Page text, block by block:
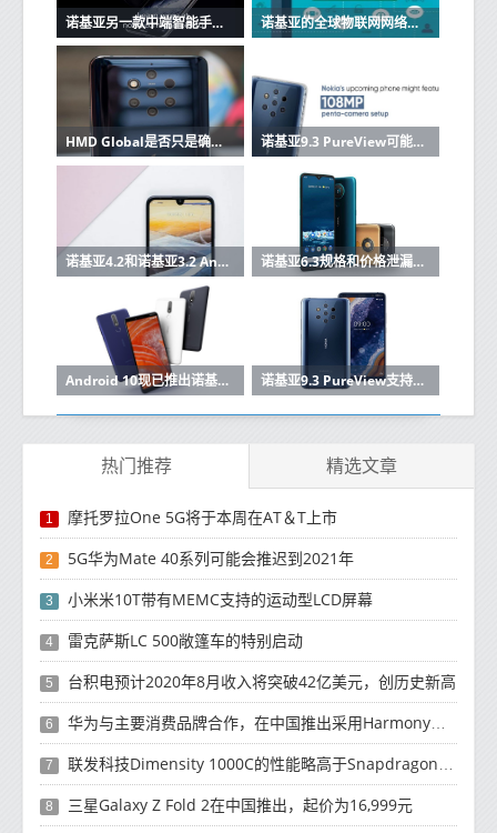
诺基亚另一款中端智能手机获得Android 10称号 诺基亚的全球物联网网络网格获得新的5G和边缘能力
HMD Global是否只是确认诺基亚9.3 PureView的存在 诺基亚9.3 PureView可能具有108MP五镜头相机设置
诺基亚4.2和诺基亚3.2 Android 10更新现已在印度推出 诺基亚6.3规格和价格泄漏在线，预计于9月推出
Android 10现已推出诺基亚3.1 Plus 诺基亚9.3 PureView支持8K视频录制和独家蔡司相机效果：报告
热门推荐 精选文章
1 摩托罗拉One 5G将于本周在AT＆T上市
2 5G华为Mate 40系列可能会推迟到2021年
3 小米米10T带有MEMC支持的运动型LCD屏幕
4 雷克萨斯LC 500敞篷车的特别启动
5 台积电预计2020年8月收入将突破42亿美元，创历史新高
6 华为与主要消费品牌合作，在中国推出采用HarmonyOS 2.0的智能家居产品
7 联发科技Dimensity 1000C的性能略高于Snapdragon 765G
8 三星Galaxy Z Fold 2在中国推出，起价为16,999元